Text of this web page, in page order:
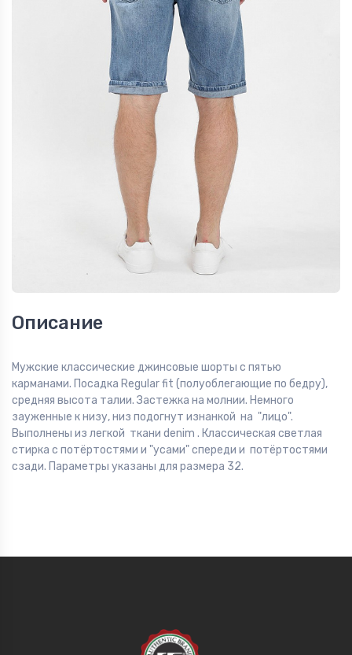
Описание
Мужские классические джинсовые шорты с пятью
карманами. Посадка Regular fit (полуоблегающие по бедру),
средняя высота талии. Застежка на молнии. Немного
зауженные к низу, низ подогнут изнанкой на "лицо".
Выполнены из легкой ткани denim . Классическая светлая
стирка с потёртостями и "усами" спереди и потёртостями
сзади. Параметры указаны для размера 32.